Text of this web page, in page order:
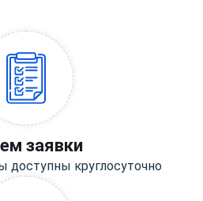
заявки
доступны круглосуточно